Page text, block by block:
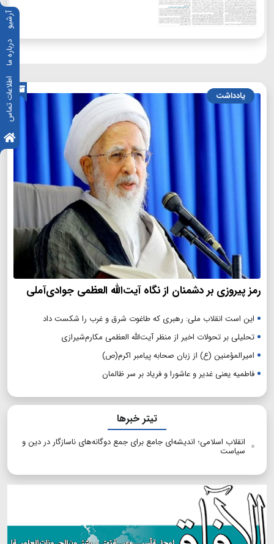
آرشیو
درباره ما
اطلاعات تماس یادداشت
رمز پیروزی بر دشمنان از نگاه آیت‌الله العظمی جوادی‌آملی
این است انقلاب ملی: رهبری که طاغوت شرق و غرب را شکست داد
تحلیلی بر تحولات اخیر از منظر آیت‌الله العظمی مکارم‌شیرازی
امیرالمؤمنین (ع) از زبان صحابه پیامبر اکرم(ص)
فاطمیه یعنی غدیر و عاشورا و فریاد بر سر ظالمان
تیتر خبرها
انقلاب اسلامی؛ اندیشه‌ای جامع برای جمع دوگانه‌های ناسازگار در دین و
سیاست